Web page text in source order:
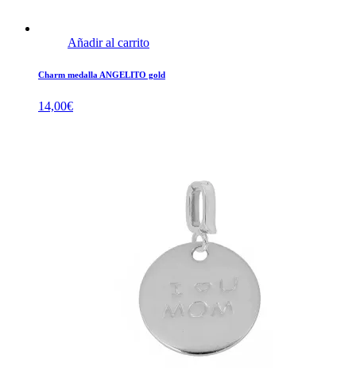
Añadir al carrito
Charm medalla ANGELITO gold
14,00€